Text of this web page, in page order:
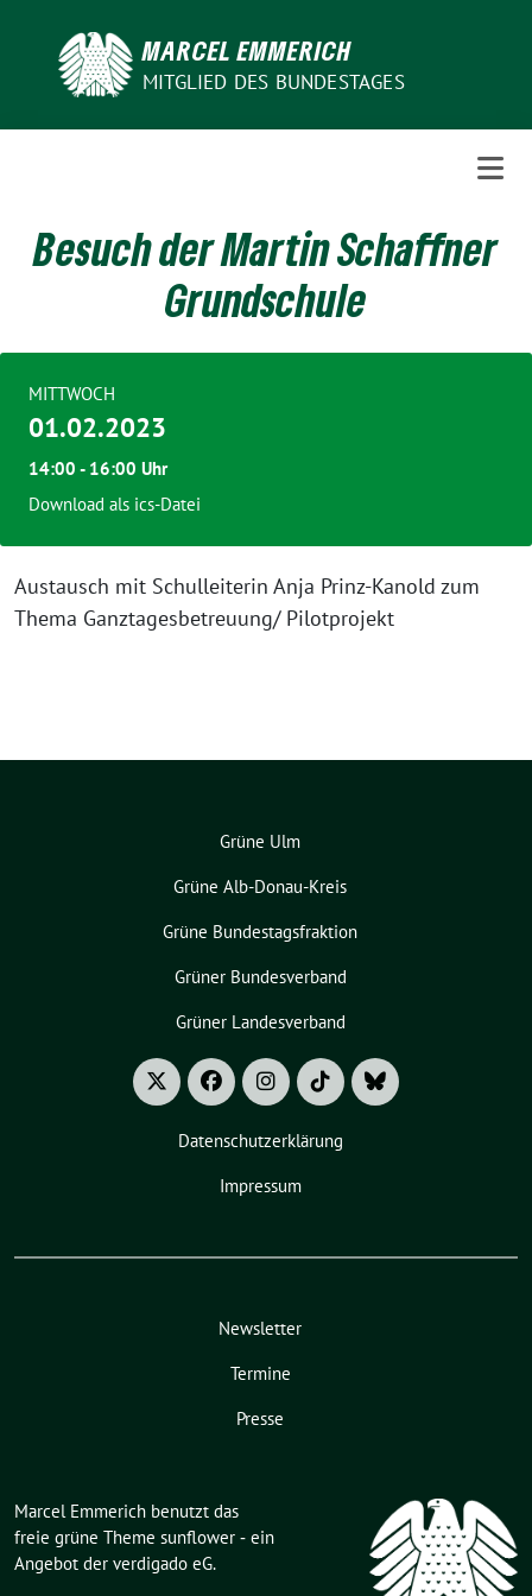
MARCEL EMMERICH
MITGLIED DES BUNDESTAGES
Besuch der Martin Schaffner
Grundschule
Austausch mit Schulleiterin Anja Prinz-Kanold zum
Thema Ganztagesbetreuung/ Pilotprojekt
MITTWOCH
01.02.2023
14:00 - 16:00 Uhr
Download als ics-Datei
Grüne Ulm
Grüne Alb-Donau-Kreis
Grüne Bundestagsfraktion
Grüner Bundesverband
Grüner Landesverband
Datenschutzerklärung
Impressum
Newsletter
Termine
Presse
Marcel Emmerich benutzt das
freie grüne Theme sunflower ‐ ein
Angebot der verdigado eG.